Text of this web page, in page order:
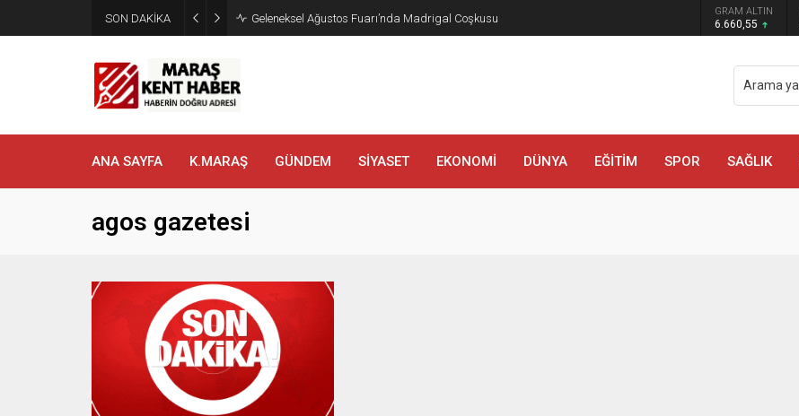
SON DAKİKA Geleneksel Ağustos Fuarı’nda Madrigal Coşkusu GRAM ALTIN
6.660,55
ANA SAYFA K.MARAŞ GÜNDEM SİYASET EKONOMİ DÜNYA EĞİTİM SPOR SAĞLIK
agos gazetesi